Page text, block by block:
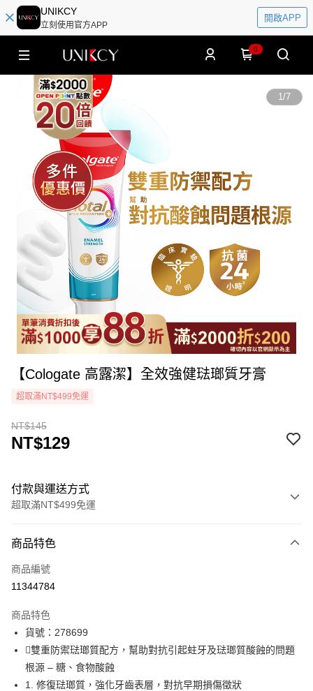
UNIKCY
立刻使用官方APP
開啟APP
0
1/7
【Cologate 高露潔】全效強健琺瑯質牙膏
超取滿NT$499免運
NT$145
NT$129
付款與運送方式
超取滿NT$499免運
icash Pay
信用卡一次付款
LINE Pay
Apple Pay
街口支付
商品特色
商品編號
11344784
商品特色
貨號：278699
雙重防禦琺瑯質配方，幫助對抗引起蛀牙及琺瑯質酸蝕的問題
根源 – 糖、食物酸蝕
1. 修復琺瑯質，強化牙齒表層，對抗早期損傷徵狀